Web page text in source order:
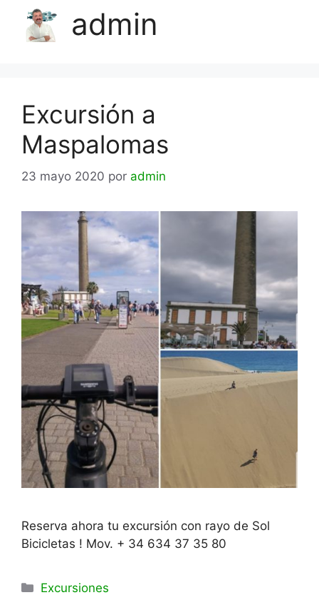
admin
Excursión a
Maspalomas
23 mayo 2020 por admin
Reserva ahora tu excursión con rayo de Sol
Bicicletas ! Mov. + 34 634 37 35 80
Categorías
Excursiones